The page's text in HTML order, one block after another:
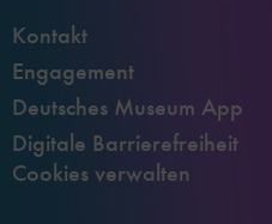
Kontakt
Engagement
Deutsches Museum App
Digitale Barrierefreiheit
Cookies verwalten